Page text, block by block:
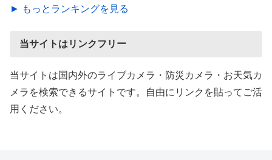
► もっとランキングを見る
当サイトはリンクフリー
当サイトは国内外のライブカメラ・防災カメラ・お天気カ
メラを検索できるサイトです。自由にリンクを貼ってご活
用ください。